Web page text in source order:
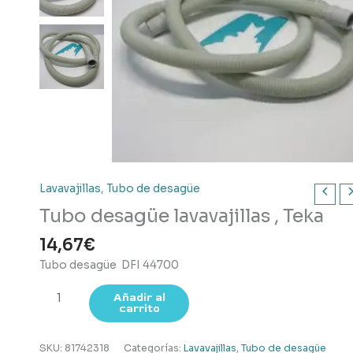
Lavavajillas, Tubo de desagüe
Tubo desagüe lavavajillas , Teka
14,67€
Tubo desagüe DFI 44700
Tubo
,
Añadir al
carrito
SKU: 81742318 Categorías: Lavavajillas, Tubo de desagüe